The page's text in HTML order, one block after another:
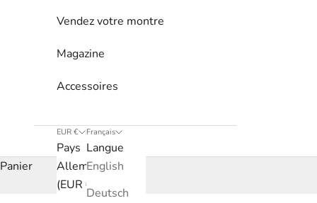
Vendez votre montre
Magazine
Accessoires
EUR €
Pays
Allemagne
(EUR €)
Français
Langue
English
Deutsch
Panier